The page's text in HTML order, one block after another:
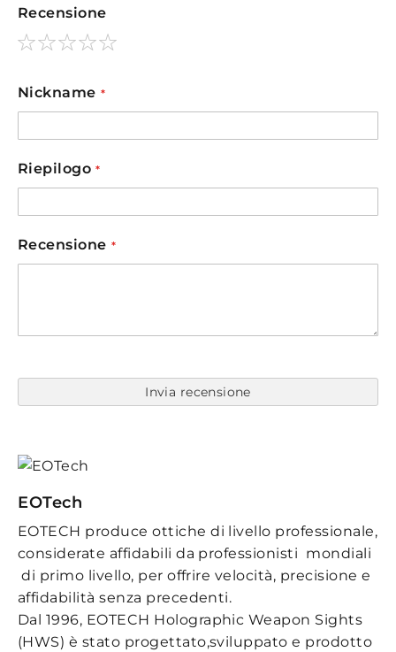
Recensione
star
stars
stars
stars
stars
Nickname
Riepilogo
Recensione
Invia recensione
EOTech
EOTECH produce ottiche di livello professionale,
considerate affidabili da professionisti mondiali
di primo livello, per offrire velocità, precisione e
affidabilità senza precedenti.
Dal 1996, EOTECH Holographic Weapon Sights
(HWS) è stato progettato,sviluppato e prodotto